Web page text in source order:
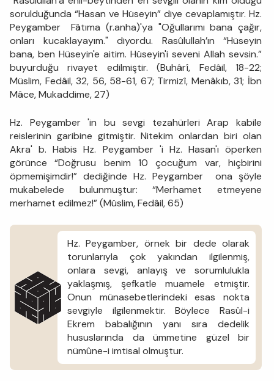
sorulduğunda “Hasan ve Hüseyin” diye cevaplamıştır. Hz.
Peygamber Fâtıma (r.anha)'ya "Oğullarımı bana çağır,
onları kucaklayayım." diyordu. Rasûlullah’ın “Hüseyin
bana, ben Hüseyin'e aitim. Hüseyin'i seveni Allah sevsin.”
buyurduğu rivayet edilmiştir. (Buhârî, Fedâil, 18-22;
Müslim, Fedâil, 32, 56, 58-61, 67; Tirmizî, Menâkıb, 31; İbn
Mâce, Mukaddime, 27)
Hz. Peygamber 'in bu sevgi tezahürleri Arap kabile
reislerinin garibine gitmiştir. Nitekim onlardan biri olan
Akra' b. Habis Hz. Peygamber 'i Hz. Hasan'ı öperken
görünce “Doğrusu benim 10 çocuğum var, hiçbirini
öpmemişimdir!” dediğinde Hz. Peygamber ona şöyle
mukabelede bulunmuştur: “Merhamet etmeyene
merhamet edilmez!” (Müslim, Fedâil, 65)
Hz. Peygamber, örnek bir dede olarak
torunlarıyla çok yakından ilgilenmiş,
onlara sevgi, anlayış ve sorumlulukla
yaklaşmış, şefkatle muamele etmiştir.
Onun münasebetlerindeki esas nokta
sevgiyle ilgilenmektir. Böylece Rasûl-i
Ekrem babalığının yanı sıra dedelik
hususlarında da ümmetine güzel bir
nümûne-i imtisal olmuştur.